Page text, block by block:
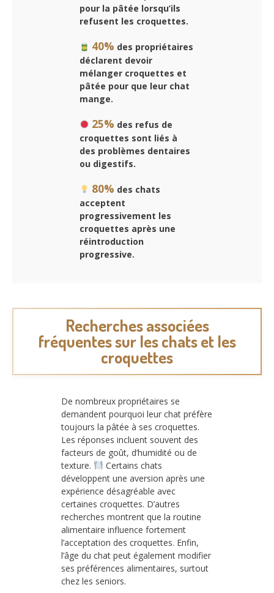
pour la pâtée lorsqu’ils
refusent les croquettes.
40% des propriétaires
déclarent devoir
mélanger croquettes et
pâtée pour que leur chat
mange.
25% des refus de
croquettes sont liés à
des problèmes dentaires
ou digestifs.
80% des chats
acceptent
progressivement les
croquettes après une
réintroduction
progressive.
Recherches associées
fréquentes sur les chats et les
croquettes
De nombreux propriétaires se
demandent pourquoi leur chat préfère
toujours la pâtée à ses croquettes.
Les réponses incluent souvent des
facteurs de goût, d’humidité ou de
texture.
Certains chats
développent une aversion après une
expérience désagréable avec
certaines croquettes. D’autres
recherches montrent que la routine
alimentaire influence fortement
l’acceptation des croquettes. Enfin,
l’âge du chat peut également modifier
ses préférences alimentaires, surtout
chez les seniors.